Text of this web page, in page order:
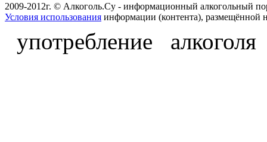
2009-2012г. © Алкоголь.Су - информационный алкогольный
Условия использования информации (контента), размещённой
употребление